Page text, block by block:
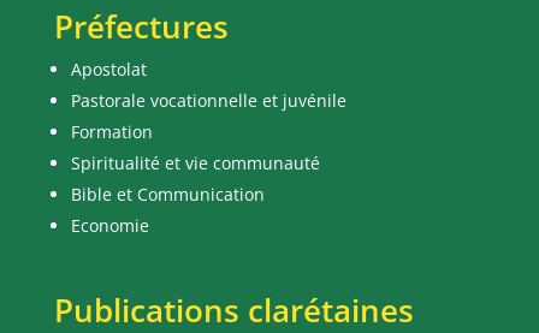
Préfectures
Apostolat
Pastorale vocationnelle et juvénile
Formation
Spiritualité et vie communauté
Bible et Communication
Economie
Publications clarétaines